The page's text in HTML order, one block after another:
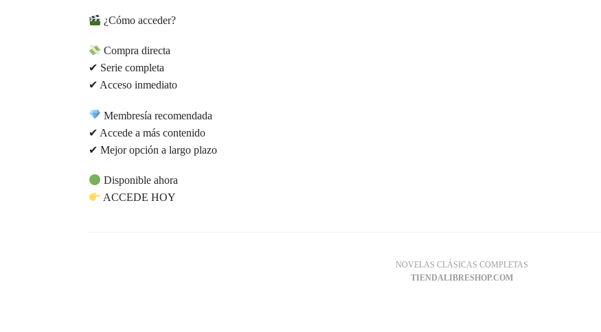
¿Cómo acceder?
Compra directa
✔ Serie completa
✔ Acceso inmediato
Membresía recomendada
✔ Accede a más contenido
✔ Mejor opción a largo plazo
Disponible ahora
ACCEDE HOY
NOVELAS CLÁSICAS COMPLETAS
TIENDALIBRESHOP.COM